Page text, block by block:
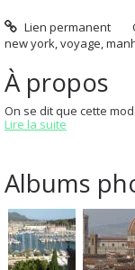
Lien permanent
new york,voyage,
À propos
On se dit que cette
Lire la suite
Albums